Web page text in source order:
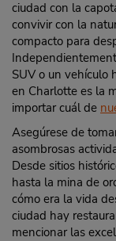
ciudad con la
convivir con la
compacto para
SUV o un vehículo
en Charlotte es la
importar cuál de
Asegúrese de
asombrosas
Desde sitios
hasta la mina de
cómo era la vida
ciudad hay
mencionar las